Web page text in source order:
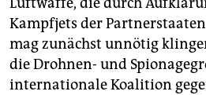
Kampfjets der
mag zunächst unnötig
die Drohnen- und
internationale Koalition